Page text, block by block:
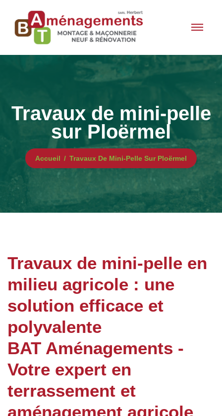
Travaux de mini-pelle
sur Ploërmel
Accueil Travaux De Mini-Pelle Sur Ploërmel
Travaux de mini-pelle en
milieu agricole : une
solution efficace et
polyvalente
BAT Aménagements -
Votre expert en
terrassement et
aménagement agricole